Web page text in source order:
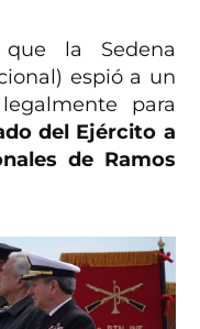
la Sedena
espió a un
para
del Ejército a
de Ramos